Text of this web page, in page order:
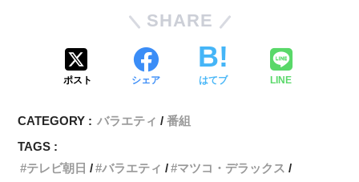
SHARE
ポスト シェア はてブ LINE
CATEGORY : バラエティ
番組
TAGS :
テレビ朝日
バラエティ
マツコ・デラックス